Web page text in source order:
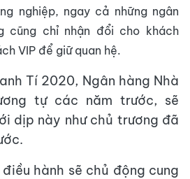
nghiệp, ngay cả những ngân
cũng chỉ nhận đổi cho khách
VIP để giữ quan hệ.
Tí 2020, Ngân hàng Nhà
tự các năm trước, sẽ
dịp này như chủ trương đã
hành sẽ chủ động cung